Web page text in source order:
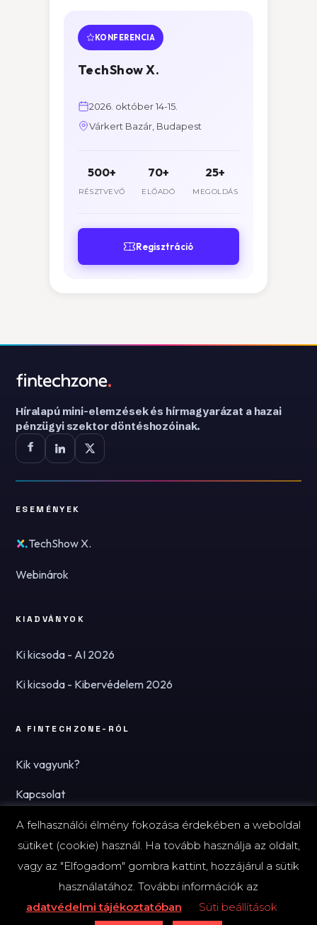
KONFERENCIA
TechShow X.
2026. október 14-15.
Várkert Bazár, Budapest
500+
RÉSZTVEVŐ
70+
ELŐADÓ
25+
MEGOLDÁS
Regisztráció
Híralapú mini-elemzések és hírmagyarázat a hazai
pénzügyi szektor döntéshozóinak.
ESEMÉNYEK
TechShow X.
Webinárok
KIADVÁNYOK
Ki kicsoda - AI 2026
Ki kicsoda - Kibervédelem 2026
A FINTECHZONE-RÓL
Kik vagyunk?
Kapcsolat
Hírlevél
© 2026 FinTechZone.hu - A FinTech Group Kft.
A felhasználói élmény fokozása érdekében a weboldal
sütiket (cookie) használ. Ha tovább használja az oldalt,
vagy az "Elfogadom" gombra kattint, hozzájárul a sütik
használatához. További információk az
adatvédelmi tájékoztatóban
Süti beállítások